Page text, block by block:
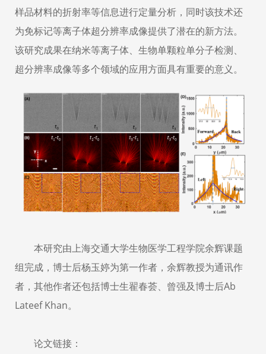
样品材料的折射率等信息进行定量分析，同时该技术还
为免标记等离子体超分辨率成像提供了潜在的新方法。
该研究成果在纳米等离子体、生物单颗粒单分子检测、
超分辨率成像等多个领域的应用方面具有重要的意义。
本研究由上海交通大学生物医学工程学院余辉课题
组完成，博士后杨玉婷为第一作者，余辉教授为通讯作
者，其他作者还包括博士生翟春荟、曾强及博士后Ab
Lateef Khan。
论文链接：